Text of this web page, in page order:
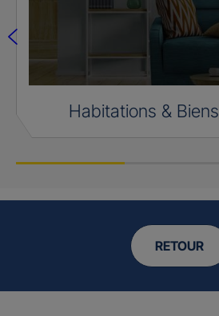
Habitations & Biens
RETOUR